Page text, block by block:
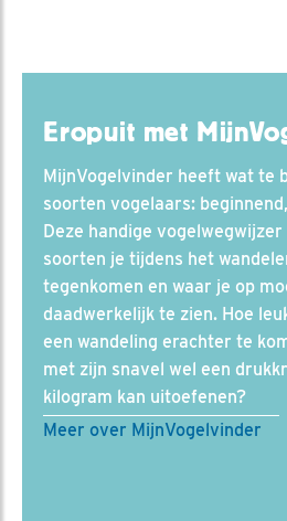
Eropuit met
MijnVogelvinder heeft wat te
soorten vogelaars:
Deze handige
soorten je tijdens het
tegenkomen en waar je op
daadwerkelijk te zien. Hoe
een wandeling erachter te
met zijn snavel wel een
kilogram kan uitoefenen?
Meer over MijnVogelvinder